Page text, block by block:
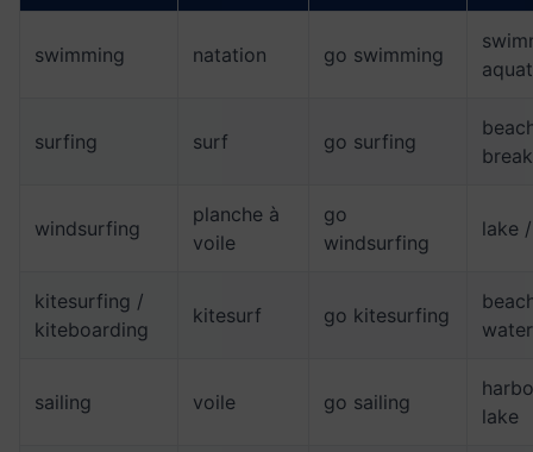
swimming natation go swimming
surfing surf go surfing
break
windsurfing
planche à
voile
go
windsurfing
lake
kitesurfing /
kiteboarding
kitesurf go kitesurfing
water
sailing voile go sailing
lake